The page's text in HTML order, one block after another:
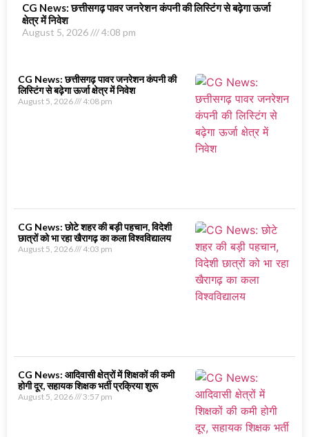
CG News: छत्तीसगढ़ पावर जनरेशन कंपनी की लिस्टिंग से बढ़ेगा ऊर्जा
क्षेत्र में निवेश
August 5, 2026 4:08 pm
CG News: छत्तीसगढ़ पावर जनरेशन कंपनी की
लिस्टिंग से बढ़ेगा ऊर्जा क्षेत्र में निवेश
August 5, 2026 4:08 pm
CG News: छोटे शहर की बड़ी पहचान, विदेशी
छात्रों को भा रहा खैरागढ़ का कला विश्वविद्यालय
August 5, 2026 4:03 pm
CG News: आदिवासी क्षेत्रों में शिक्षकों की कमी
होगी दूर, सहायक शिक्षक भर्ती प्रक्रिया शुरू
August 5, 2026 3:57 pm